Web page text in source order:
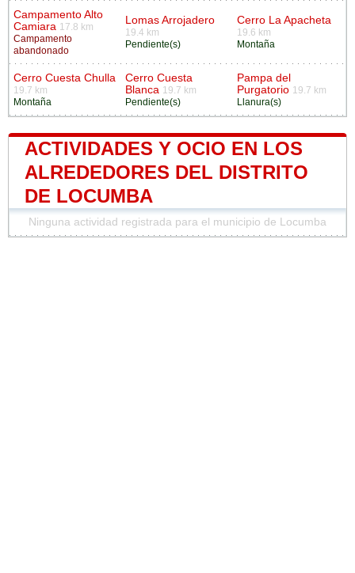
Campamento Alto
Camiara 17.8 km
Campamento
abandonado
Lomas Arrojadero
19.4 km
Pendiente(s)
Cerro La Apacheta
19.6 km
Montaña
Cerro Cuesta Chulla
19.7 km
Montaña
Cerro Cuesta
Blanca 19.7 km
Pendiente(s)
Pampa del
Purgatorio 19.7 km
Llanura(s)
ACTIVIDADES Y OCIO EN LOS
ALREDEDORES DEL DISTRITO
DE LOCUMBA
Ninguna actividad registrada para el municipio de Locumba